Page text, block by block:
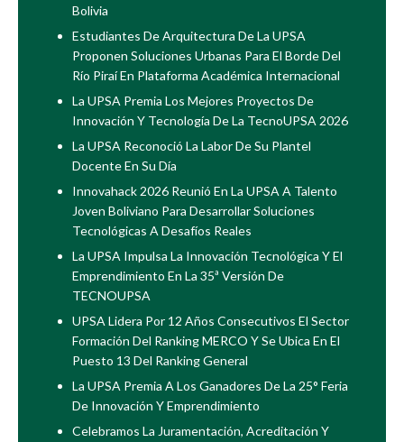
Bolivia
Estudiantes De Arquitectura De La UPSA
Proponen Soluciones Urbanas Para El Borde Del
Río Piraí En Plataforma Académica Internacional
La UPSA Premia Los Mejores Proyectos De
Innovación Y Tecnología De La TecnoUPSA 2026
La UPSA Reconoció La Labor De Su Plantel
Docente En Su Día
Innovahack 2026 Reunió En La UPSA A Talento
Joven Boliviano Para Desarrollar Soluciones
Tecnológicas A Desafíos Reales
La UPSA Impulsa La Innovación Tecnológica Y El
Emprendimiento En La 35ª Versión De
TECNOUPSA
UPSA Lidera Por 12 Años Consecutivos El Sector
Formación Del Ranking MERCO Y Se Ubica En El
Puesto 13 Del Ranking General
La UPSA Premia A Los Ganadores De La 25° Feria
De Innovación Y Emprendimiento
Celebramos La Juramentación, Acreditación Y